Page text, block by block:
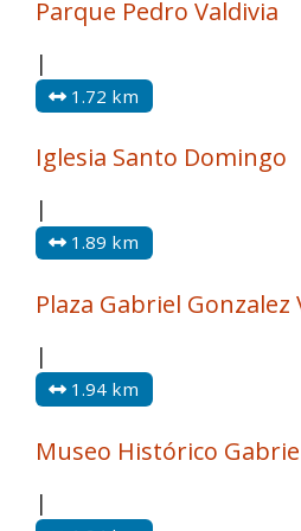
Parque Pedro Valdivia
|
1.72 km
Iglesia Santo Domingo
|
1.89 km
Plaza Gabriel Gonzalez
|
1.94 km
Museo Histórico
|